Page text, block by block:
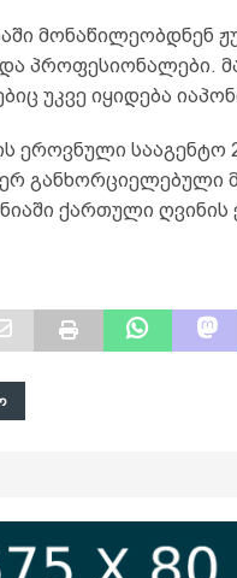
მონაწილეობდნენ
პროფესიონალები.
უკვე იყიდება
ეროვნული სააგენტო
განხორციელებული
ქართული ღვინის